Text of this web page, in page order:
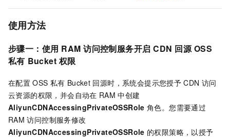
使用方法
步骤一： 使用 RAM 访问控制服务开启 CDN 回源 OSS
私有 Bucket 权限
在配置 OSS 私有 Bucket 回源时，系统会提示您授予 CDN 访问
云资源的权限，并会自动在 RAM 中创建
AliyunCDNAccessingPrivateOSSRole 角色。您需要通过
RAM 访问控制服务修改
AliyunCDNAccessingPrivateOSSRole 的权限策略，以授予